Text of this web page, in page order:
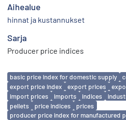
Aihealue
hinnat ja kustannukset
Sarja
Producer price indices
Avainsanat
basic price index for domestic supply
export price index
export prices
import prices
imports indices
pellets
price indices
prices
producer price index for manufactured